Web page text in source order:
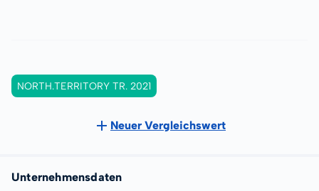
NORTH.TERRITORY TR. 2021
Neuer Vergleichswert
Unternehmensdaten